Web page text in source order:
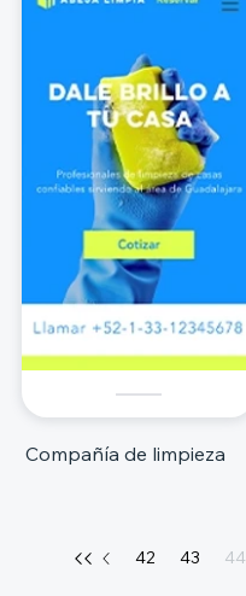
Compañía de limpieza
42 43 44